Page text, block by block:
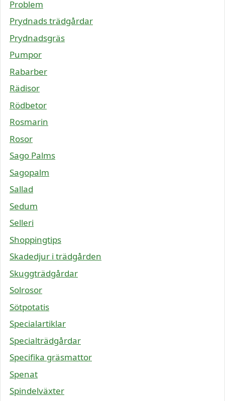
Problem
Prydnads trädgårdar
Prydnadsgräs
Pumpor
Rabarber
Rädisor
Rödbetor
Rosmarin
Rosor
Sago Palms
Sagopalm
Sallad
Sedum
Selleri
Shoppingtips
Skadedjur i trädgården
Skuggträdgårdar
Solrosor
Sötpotatis
Specialartiklar
Specialträdgårdar
Specifika gräsmattor
Spenat
Spindelväxter